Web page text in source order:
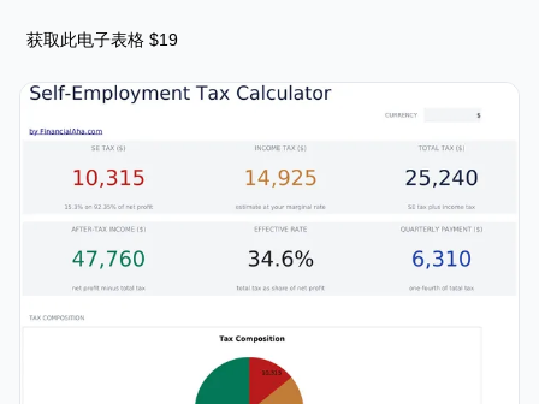
获取此电子表格 $19